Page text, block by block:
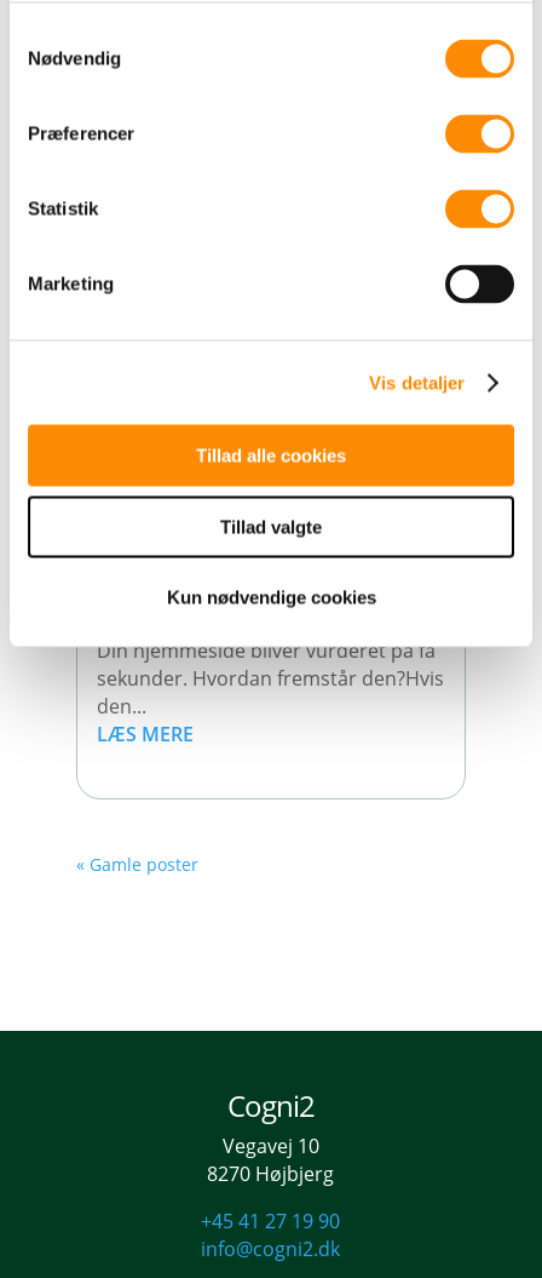
Nødvendig
Præferencer
Statistik
Marketing
Vis detaljer
Tillad alle cookies
Tillad valgte
Kun nødvendige cookies
LÆS MERE
Kan jeres kommunikation
mærkes?
Er din hjemmeside skarp nok
til dit brand?
Din hjemmeside bliver vurderet på få
sekunder. Hvordan fremstår den?Hvis
den...
LÆS MERE
« Gamle poster
Cogni2
Vegavej 10
8270 Højbjerg
+45 41 27 19 90
info@cogni2.dk